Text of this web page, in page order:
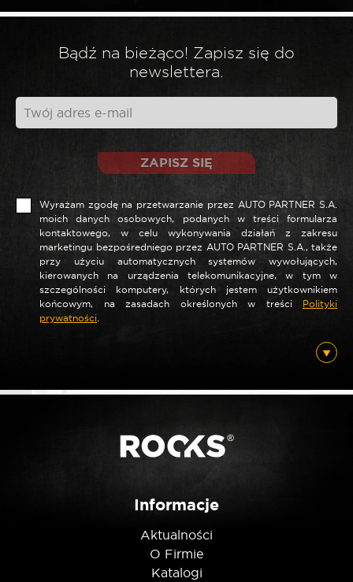
Nazwa*
Posiadam ten produkt
Bądź na bieżąco! Zapisz się do
newslettera.
ZAPISZ SIĘ
Wyrażam zgodę na przetwarzanie przez AUTO PARTNER S.A.
moich danych osobowych, podanych w treści formularza
kontaktowego, w celu wykonywania działań z zakresu
marketingu bezpośredniego przez AUTO PARTNER S.A., także
przy użyciu automatycznych systemów wywołujących,
kierowanych na urządzenia telekomunikacyjne, w tym w
szczególności komputery, których jestem użytkownikiem
końcowym, na zasadach określonych w treści Polityki
prywatności.
Informacje
Aktualności
O Firmie
Katalogi